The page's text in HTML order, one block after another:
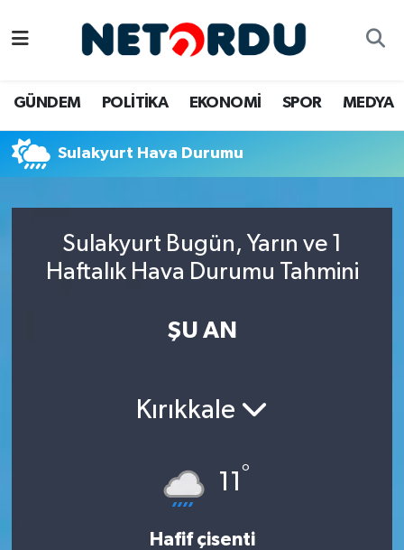
GÜNDEM POLİTİKA EKONOMİ SPOR MEDYA
Sulakyurt Hava Durumu
Sulakyurt Bugün, Yarın ve 1
Haftalık Hava Durumu Tahmini
ŞU AN
Kırıkkale
11 °
Hafif çisenti
DÜNYA
EĞİTİM
EKONOMİ
Namaz Vakitleri
Trafik Durumu
Süper Lig Puan Durumu ve Fikstür
Son Dakika Haberleri